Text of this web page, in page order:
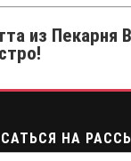
из Пекарня
НА